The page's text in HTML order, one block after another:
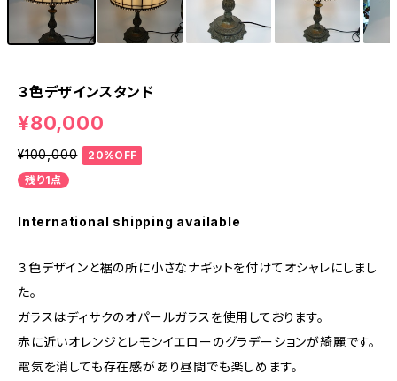
３色デザインスタンド
¥80,000
¥100,000
20%OFF
残り1点
International shipping available
３色デザインと裾の所に小さなナギットを付けてオシャレにしまし
た。
ガラスはディサクのオパールガラスを使用しております。
赤に近いオレンジとレモンイエローのグラデーションが綺麗です。
電気を消しても存在感があり昼間でも楽しめます。